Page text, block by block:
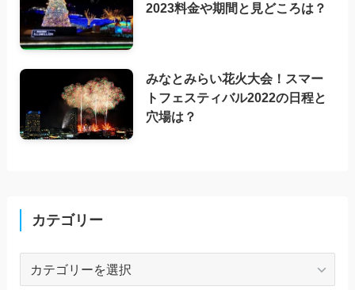
2023料金や期間と見どころは？
みなとみらい花火大会！スマー
トフェスティバル2022の日程と
穴場は？
カテゴリー